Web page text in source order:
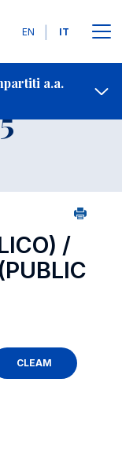
Lingue
EN IT
a.a.
Contatti
/
CLEAM